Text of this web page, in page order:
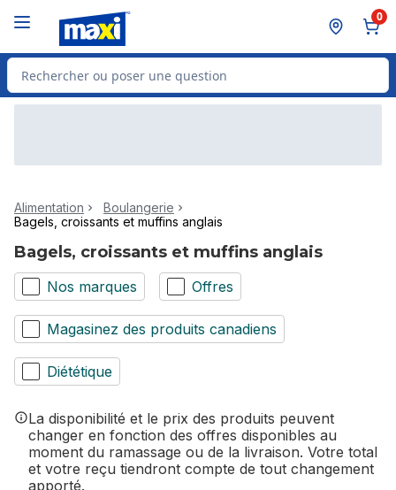
0
Rechercher des produits
Alimentation
Boulangerie
Bagels, croissants et muffins anglais
Bagels, croissants et muffins anglais
Nos marques Offres
Magasinez des produits canadiens
Diététique
La disponibilité et le prix des produits peuvent
changer en fonction des offres disponibles au
moment du ramassage ou de la livraison. Votre total
et votre reçu tiendront compte de tout changement
apporté.